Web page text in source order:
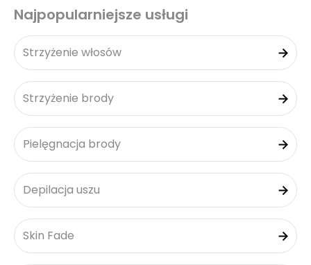
Najpopularniejsze usługi
Strzyżenie włosów
Strzyżenie brody
Pielęgnacja brody
Depilacja uszu
Skin Fade